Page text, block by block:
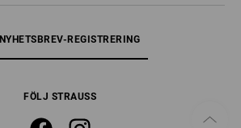
NYHETSBREV-REGISTRERING
FÖLJ STRAUSS